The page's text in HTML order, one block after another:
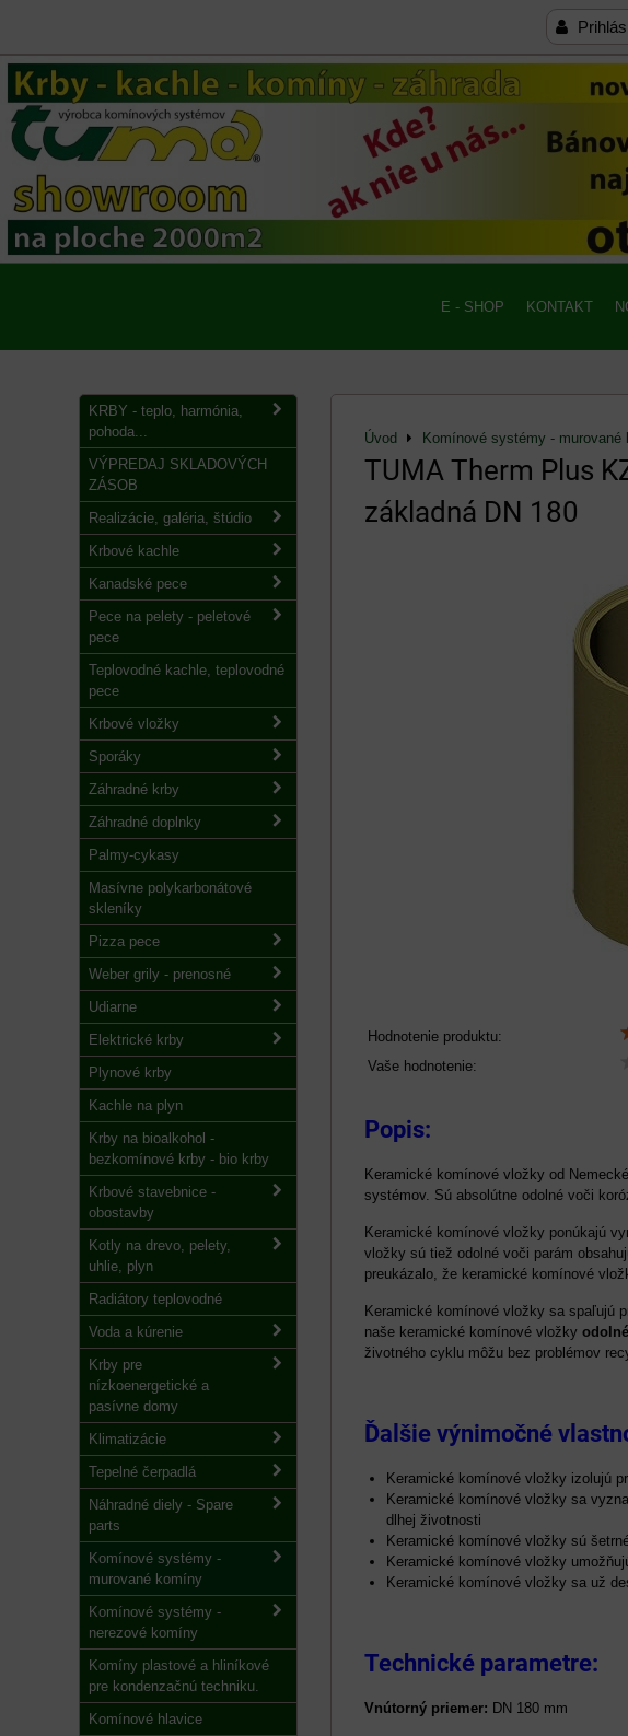
E - SHOP KONTAKT
Úvod Komínové systémy - murované
TUMA Therm Plus
základná DN 180
Hodnotenie produktu:
Vaše hodnotenie:
Popis:
Keramické komínové vložky od
systémov. Sú absolútne odolné voči
Keramické komínové vložky ponúkajú
vložky sú tiež odolné voči parám
preukázalo, že keramické komínové
Keramické komínové vložky sa spaľujú
naše keramické komínové vložky
životného cyklu môžu bez problémov
Ďalšie výnimočné
Keramické komínové vložky izolujú
Keramické komínové vložky sa
dlhej životnosti
Keramické komínové vložky sú
Keramické komínové vložky
Keramické komínové vložky sa už
Technické parametre:
Vnútorný priemer: DN 180 mm
KRBY - teplo, harmónia,
pohoda...
VÝPREDAJ SKLADOVÝCH
ZÁSOB
Realizácie, galéria, štúdio
Krbové kachle
Kanadské pece
Pece na pelety - peletové
pece
Teplovodné kachle, teplovodné
pece
Krbové vložky
Sporáky
Záhradné krby
Záhradné doplnky
Palmy-cykasy
Masívne polykarbonátové
skleníky
Pizza pece
Weber grily - prenosné
Udiarne
Elektrické krby
Plynové krby
Kachle na plyn
Krby na bioalkohol -
bezkomínové krby - bio krby
Krbové stavebnice -
obostavby
Kotly na drevo, pelety,
uhlie, plyn
Radiátory teplovodné
Voda a kúrenie
Krby pre
nízkoenergetické a
pasívne domy
Klimatizácie
Tepelné čerpadlá
Náhradné diely - Spare
parts
Komínové systémy -
murované komíny
Komínové systémy -
nerezové komíny
Komíny plastové a hliníkové
pre kondenzačnú techniku.
Komínové hlavice